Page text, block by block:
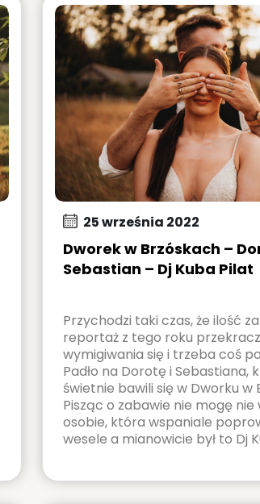
25 września 2022
Dworek w Brzóskach –
Sebastian – Dj Kuba Pilat
Przychodzi taki czas, że ilość
reportaż z tego roku
wymigiwania się i trzeba coś
Padło na Dorotę i Sebastiana,
świetnie bawili się w Dworku w
Pisząc o zabawie nie mogę
osobie, która wspaniale
wesele a mianowicie był to Dj